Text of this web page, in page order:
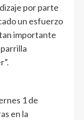
por parte
un esfuerzo
importante
1 de
en la